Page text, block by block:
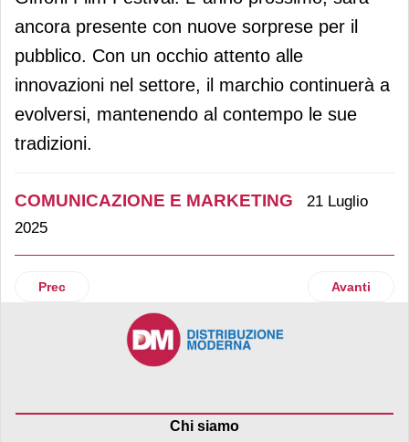
ancora presente con nuove sorprese per il
pubblico. Con un occhio attento alle
innovazioni nel settore, il marchio continuerà a
evolversi, mantenendo al contempo le sue
tradizioni.
COMUNICAZIONE E MARKETING
21 Luglio
2025
Articolo precedente: Rigoni di Asiago sceglie Aryel per la
Prec Articolo
Avanti
Chi siamo